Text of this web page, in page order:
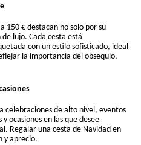
150 € destacan no solo por su
lujo. Cada cesta está
con un estilo sofisticado, ideal
la importancia del obsequio.
celebraciones de alto nivel, eventos
ocasiones en las que desee
Regalar una cesta de Navidad en
y aprecio.